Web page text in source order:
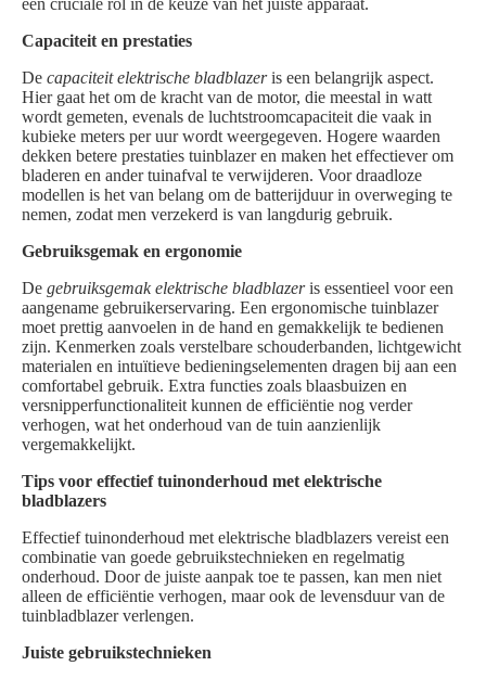
een cruciale rol in de keuze van het juiste apparaat.
Capaciteit en prestaties
De capaciteit elektrische bladblazeris een belangrijk aspect.
Hier gaat het om de kracht van de motor, die meestal in watt
wordt gemeten, evenals de luchtstroomcapaciteit die vaak in
kubieke meters per uur wordt weergegeven. Hogere waarden
dekken betere prestaties tuinblazer en maken het effectiever om
bladeren en ander tuinafval te verwijderen. Voor draadloze
modellen is het van belang om de batterijduur in overweging te
nemen, zodat men verzekerd is van langdurig gebruik.
Gebruiksgemak en ergonomie
De gebruiksgemak elektrische bladblazeris essentieel voor een
aangename gebruikerservaring. Een ergonomische tuinblazer
moet prettig aanvoelen in de hand en gemakkelijk te bedienen
zijn. Kenmerken zoals verstelbare schouderbanden, lichtgewicht
materialen en intuïtieve bedieningselementen dragen bij aan een
comfortabel gebruik. Extra functies zoals blaasbuizen en
versnipperfunctionaliteit kunnen de efficiëntie nog verder
verhogen, wat het onderhoud van de tuin aanzienlijk
vergemakkelijkt.
Tips voor effectief tuinonderhoud met elektrische
bladblazers
Effectief tuinonderhoud met elektrische bladblazers vereist een
combinatie van goede gebruikstechnieken en regelmatig
onderhoud. Door de juiste aanpak toe te passen, kan men niet
alleen de efficiëntie verhogen, maar ook de levensduur van de
tuinbladblazer verlengen.
Juiste gebruikstechnieken